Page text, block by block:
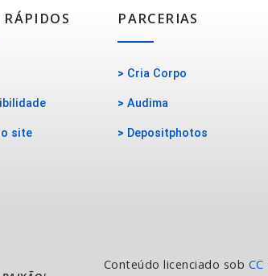
site
PARCERIAS
> Cria Corpo
> Audima
> Depositphotos
Conteúdo licenciado sob CC